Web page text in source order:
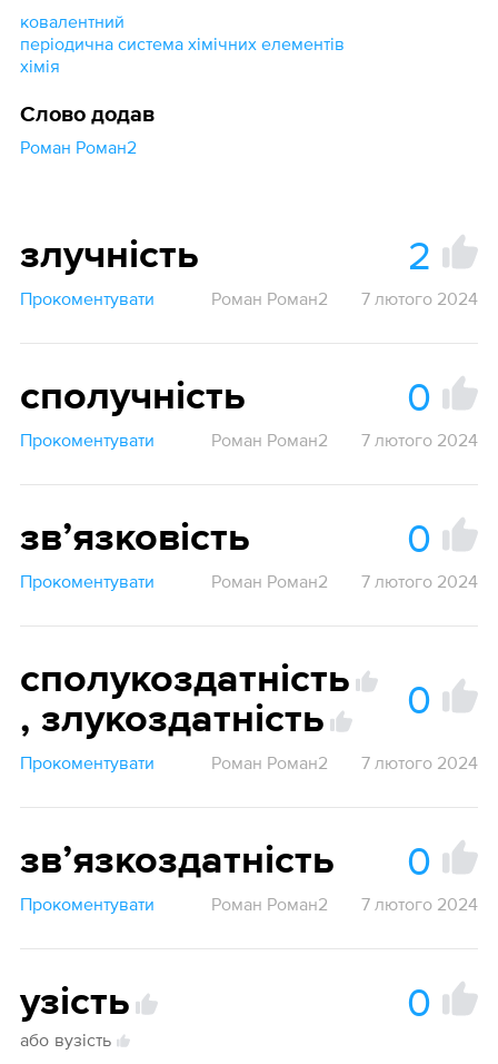
ковалентний
періодична система хімічних елементів
хімія
Слово додав
Роман Роман2
злучність 2
Прокоментувати Роман Роман2 7 лютого 2024
сполучність 0
Прокоментувати Роман Роман2 7 лютого 2024
звʼязковість 0
Прокоментувати Роман Роман2 7 лютого 2024
сполукоздатність
, злукоздатність 0
Прокоментувати Роман Роман2 7 лютого 2024
звʼязкоздатність 0
Прокоментувати Роман Роман2 7 лютого 2024
узість 0
або вузість